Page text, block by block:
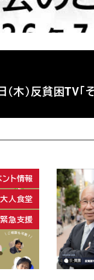
（木）反貧困TV
ント情報
大人食堂
急支援